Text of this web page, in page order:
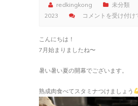
redkingkong 未分類
2023
Untitled
コメントを受け付け
こんにちは！
7月始まりましたね〜
暑い暑い夏の開幕でございます。
熟成肉食べてスタミナつけましょう